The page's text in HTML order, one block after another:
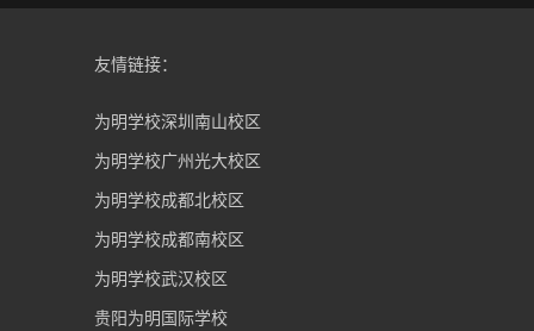
友情链接：
为明学校深圳南山校区
为明学校广州光大校区
为明学校成都北校区
为明学校成都南校区
为明学校武汉校区
贵阳为明国际学校